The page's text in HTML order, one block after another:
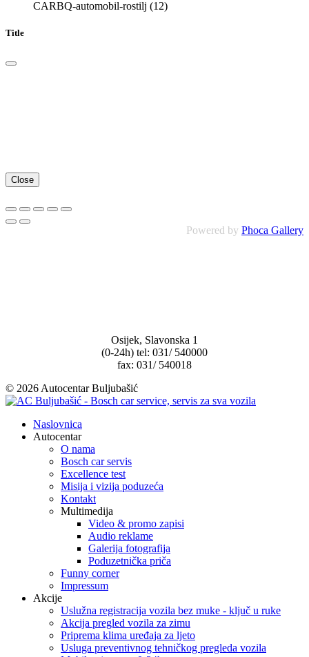
CARBQ-automobil-rostilj (12)
Title
Close
Powered by Phoca Gallery
Osijek, Slavonska 1
(0-24h) tel: 031/ 540000
fax: 031/ 540018
© 2026 Autocentar Buljubašić
Naslovnica
Autocentar
O nama
Bosch car servis
Excellence test
Misija i vizija poduzeća
Kontakt
Multimedija
Video & promo zapisi
Audio reklame
Galerija fotografija
Poduzetnička priča
Funny corner
Impressum
Akcije
Uslužna registracija vozila bez muke - ključ u ruke
Akcija pregled vozila za zimu
Priprema klima uređaja za ljeto
Usluga preventivnog tehničkog pregleda vozila